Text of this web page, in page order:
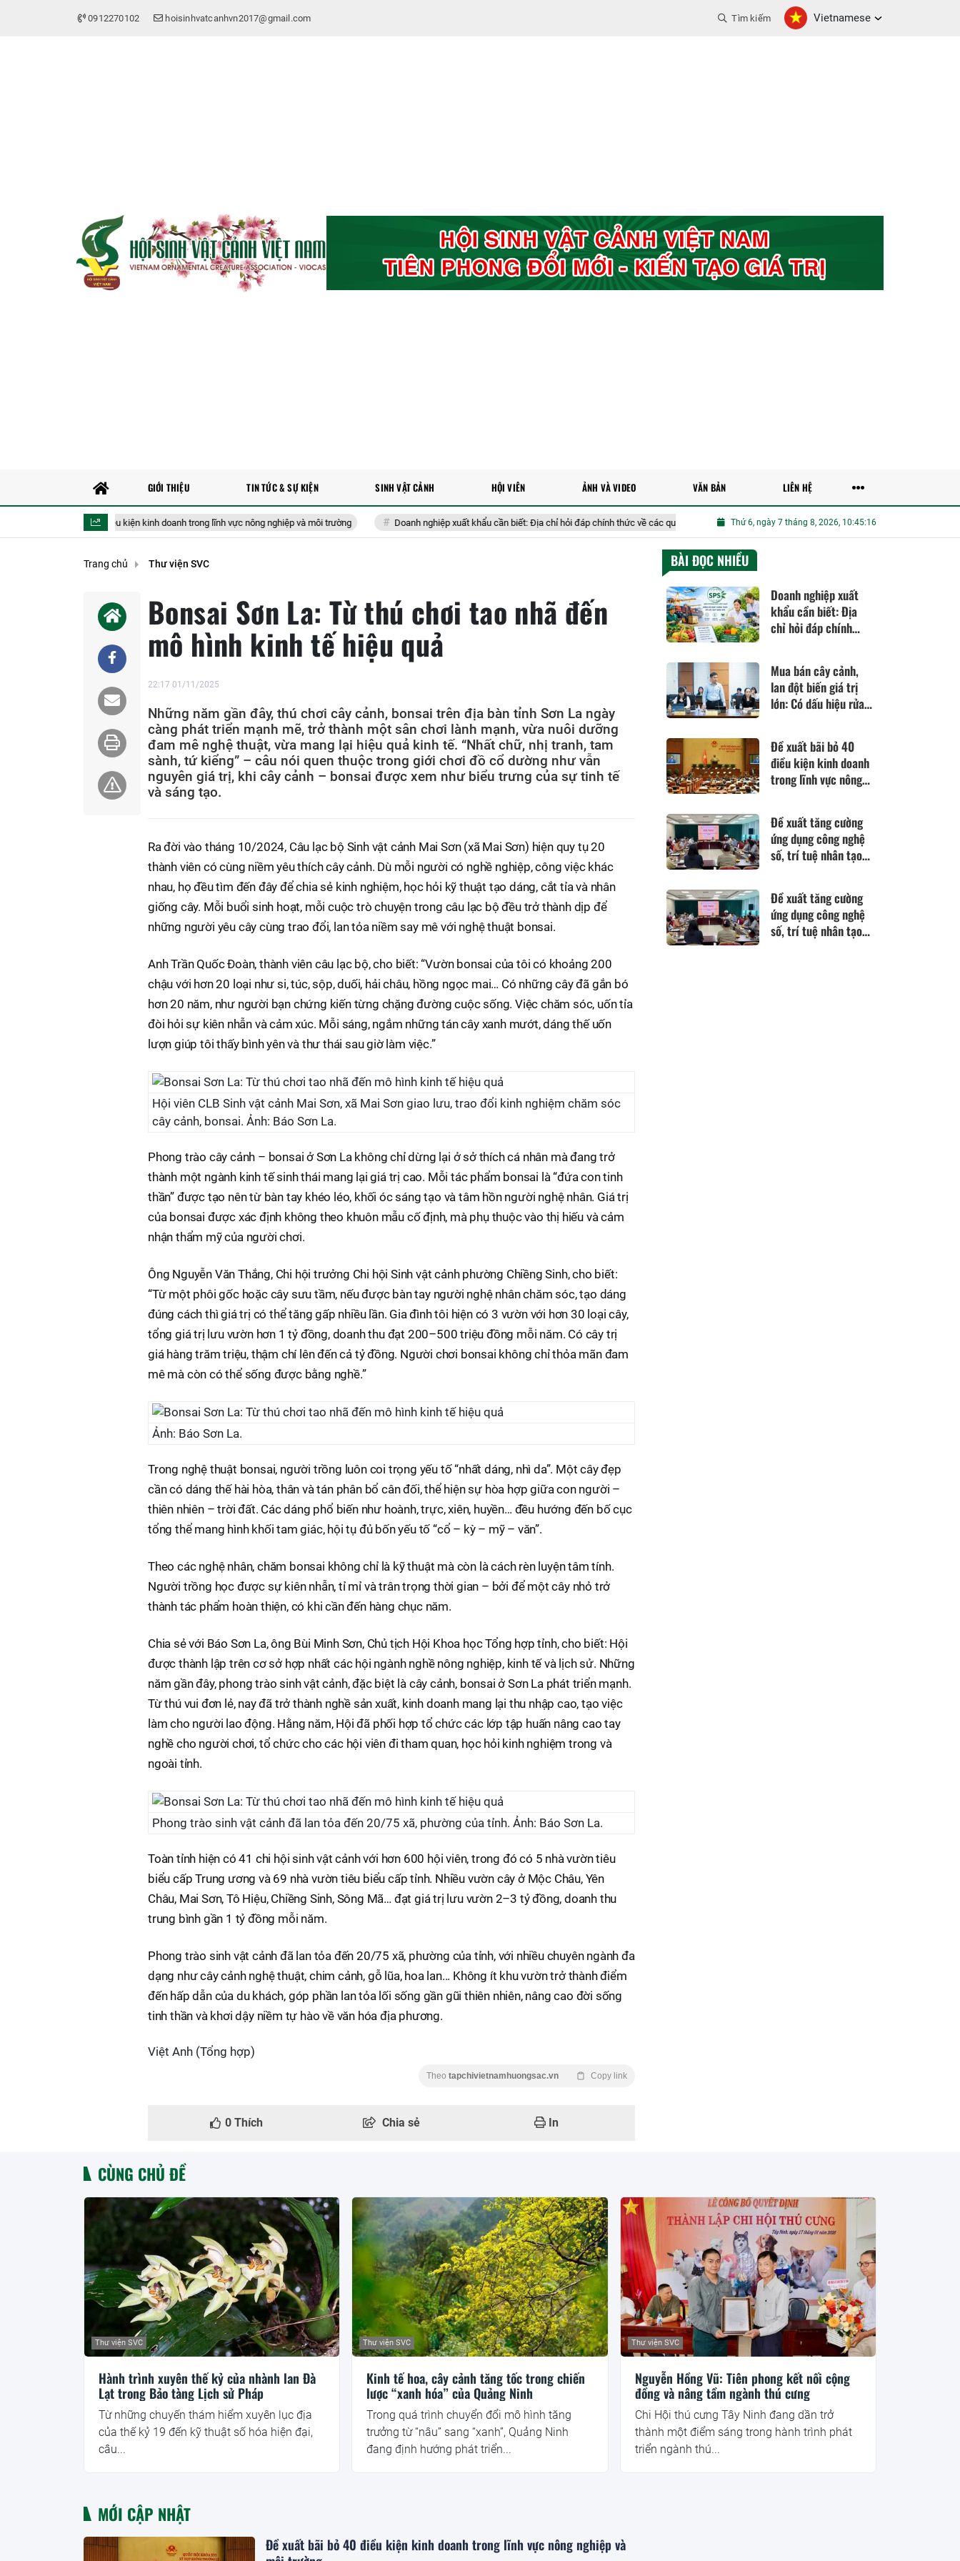
0912270102 hoisinhvatcanhvn2017@gmail.com Tìm kiếm Vietnamese
bãi bỏ 40 điều kiện kinh doanh trong lĩnh vực nông nghiệp và môi trường Doanh nghiệp xuất khẩu cần biết: Địa chỉ hỏi đáp chính thức về các quy định SPS Đề xuất tăng cường ứng dụng công nghệ số, trí tuệ nhân
Thứ 6, ngày 7 tháng 8, 2026, 10:45:17
GIỚI THIỆU TIN TỨC & SỰ KIỆN SINH VẬT CẢNH HỘI VIÊN ẢNH VÀ VIDEO VĂN BẢN LIÊN HỆ
Trang chủ Thư viện SVC
Bonsai Sơn La: Từ thú chơi tao nhã đến
mô hình kinh tế hiệu quả
22:17 01/11/2025
Những năm gần đây, thú chơi cây cảnh, bonsai trên địa bàn tỉnh Sơn La ngày
càng phát triển mạnh mẽ, trở thành một sân chơi lành mạnh, vừa nuôi dưỡng
đam mê nghệ thuật, vừa mang lại hiệu quả kinh tế. “Nhất chữ, nhị tranh, tam
sành, tứ kiểng” – câu nói quen thuộc trong giới chơi đồ cổ dường như vẫn
nguyên giá trị, khi cây cảnh – bonsai được xem như biểu trưng của sự tinh tế
và sáng tạo.
Ra đời vào tháng 10/2024, Câu lạc bộ Sinh vật cảnh Mai Sơn (xã Mai Sơn) hiện quy tụ 20
thành viên có cùng niềm yêu thích cây cảnh. Dù mỗi người có nghề nghiệp, công việc khác
nhau, họ đều tìm đến đây để chia sẻ kinh nghiệm, học hỏi kỹ thuật tạo dáng, cắt tỉa và nhân
giống cây. Mỗi buổi sinh hoạt, mỗi cuộc trò chuyện trong câu lạc bộ đều trở thành dịp để
những người yêu cây cùng trao đổi, lan tỏa niềm say mê với nghệ thuật bonsai.
Anh Trần Quốc Đoàn, thành viên câu lạc bộ, cho biết: “Vườn bonsai của tôi có khoảng 200
chậu với hơn 20 loại như si, túc, sộp, duối, hải châu, hồng ngọc mai… Có những cây đã gắn bó
hơn 20 năm, như người bạn chứng kiến từng chặng đường cuộc sống. Việc chăm sóc, uốn tỉa
đòi hỏi sự kiên nhẫn và cảm xúc. Mỗi sáng, ngắm những tán cây xanh mướt, dáng thế uốn
lượn giúp tôi thấy bình yên và thư thái sau giờ làm việc.”
Hội viên CLB Sinh vật cảnh Mai Sơn, xã Mai Sơn giao lưu, trao đổi kinh nghiệm chăm sóc
cây cảnh, bonsai. Ảnh: Báo Sơn La.
Phong trào cây cảnh – bonsai ở Sơn La không chỉ dừng lại ở sở thích cá nhân mà đang trở
thành một ngành kinh tế sinh thái mang lại giá trị cao. Mỗi tác phẩm bonsai là “đứa con tinh
thần” được tạo nên từ bàn tay khéo léo, khối óc sáng tạo và tâm hồn người nghệ nhân. Giá trị
của bonsai được xác định không theo khuôn mẫu cố định, mà phụ thuộc vào thị hiếu và cảm
nhận thẩm mỹ của người chơi.
Ông Nguyễn Văn Thắng, Chi hội trưởng Chi hội Sinh vật cảnh phường Chiềng Sinh, cho biết:
“Từ một phôi gốc hoặc cây sưu tầm, nếu được bàn tay người nghệ nhân chăm sóc, tạo dáng
đúng cách thì giá trị có thể tăng gấp nhiều lần. Gia đình tôi hiện có 3 vườn với hơn 30 loại cây,
tổng giá trị lưu vườn hơn 1 tỷ đồng, doanh thu đạt 200–500 triệu đồng mỗi năm. Có cây trị
giá hàng trăm triệu, thậm chí lên đến cả tỷ đồng. Người chơi bonsai không chỉ thỏa mãn đam
mê mà còn có thể sống được bằng nghề.”
Ảnh: Báo Sơn La.
Trong nghệ thuật bonsai, người trồng luôn coi trọng yếu tố “nhất dáng, nhì da”. Một cây đẹp
cần có dáng thế hài hòa, thân và tán phân bổ cân đối, thể hiện sự hòa hợp giữa con người –
thiên nhiên – trời đất. Các dáng phổ biến như hoành, trực, xiên, huyền… đều hướng đến bố cục
tổng thể mang hình khối tam giác, hội tụ đủ bốn yếu tố “cổ – kỳ – mỹ – văn”.
Theo các nghệ nhân, chăm bonsai không chỉ là kỹ thuật mà còn là cách rèn luyện tâm tính.
Người trồng học được sự kiên nhẫn, tỉ mỉ và trân trọng thời gian – bởi để một cây nhỏ trở
thành tác phẩm hoàn thiện, có khi cần đến hàng chục năm.
Chia sẻ với Báo Sơn La, ông Bùi Minh Sơn, Chủ tịch Hội Khoa học Tổng hợp tỉnh, cho biết: Hội
được thành lập trên cơ sở hợp nhất các hội ngành nghề nông nghiệp, kinh tế và lịch sử. Những
năm gần đây, phong trào sinh vật cảnh, đặc biệt là cây cảnh, bonsai ở Sơn La phát triển mạnh.
Từ thú vui đơn lẻ, nay đã trở thành nghề sản xuất, kinh doanh mang lại thu nhập cao, tạo việc
làm cho người lao động. Hằng năm, Hội đã phối hợp tổ chức các lớp tập huấn nâng cao tay
nghề cho người chơi, tổ chức cho các hội viên đi tham quan, học hỏi kinh nghiệm trong và
ngoài tỉnh.
Phong trào sinh vật cảnh đã lan tỏa đến 20/75 xã, phường của tỉnh. Ảnh: Báo Sơn La.
Toàn tỉnh hiện có 41 chi hội sinh vật cảnh với hơn 600 hội viên, trong đó có 5 nhà vườn tiêu
biểu cấp Trung ương và 69 nhà vườn tiêu biểu cấp tỉnh. Nhiều vườn cây ở Mộc Châu, Yên
Châu, Mai Sơn, Tô Hiệu, Chiềng Sinh, Sông Mã… đạt giá trị lưu vườn 2–3 tỷ đồng, doanh thu
trung bình gần 1 tỷ đồng mỗi năm.
Phong trào sinh vật cảnh đã lan tỏa đến 20/75 xã, phường của tỉnh, với nhiều chuyên ngành đa
dạng như cây cảnh nghệ thuật, chim cảnh, gỗ lũa, hoa lan... Không ít khu vườn trở thành điểm
đến hấp dẫn của du khách, góp phần lan tỏa lối sống gần gũi thiên nhiên, nâng cao đời sống
tinh thần và khơi dậy niềm tự hào về văn hóa địa phương.
Việt Anh (Tổng hợp)
Theo tapchivietnamhuongsac.vn Copy link
0 Thích Chia sẻ In
BÀI ĐỌC NHIỀU
Doanh nghiệp xuất
khẩu cần biết: Địa
chỉ hỏi đáp chính
Mua bán cây cảnh,
lan đột biến giá trị
lớn: Có dấu hiệu rửa
Đề xuất bãi bỏ 40
điều kiện kinh doanh
trong lĩnh vực nông
Đề xuất tăng cường
ứng dụng công nghệ
số, trí tuệ nhân tạo
tiếp cận pháp luật
Đề xuất tăng cường
ứng dụng công nghệ
số, trí tuệ nhân tạo
CÙNG CHỦ ĐỀ
Thư viện SVC
Hành trình xuyên thế kỷ của nhành lan Đà
Lạt trong Bảo tàng Lịch sử Pháp
Từ những chuyến thám hiểm xuyên lục địa
của thế kỷ 19 đến kỹ thuật số hóa hiện đại,
câu...
Thư viện SVC
Kinh tế hoa, cây cảnh tăng tốc trong chiến
lược “xanh hóa” của Quảng Ninh
Trong quá trình chuyển đổi mô hình tăng
trưởng từ “nâu” sang “xanh”, Quảng Ninh
đang định hướng phát triển...
Thư viện SVC
Nguyễn Hồng Vũ: Tiên phong kết nối cộng
đồng và nâng tầm ngành thú cưng
Chi Hội thú cưng Tây Ninh đang dần trở
thành một điểm sáng trong hành trình phát
triển ngành thú...
MỚI CẬP NHẬT
Đề xuất bãi bỏ 40 điều kiện kinh doanh trong lĩnh vực nông nghiệp và